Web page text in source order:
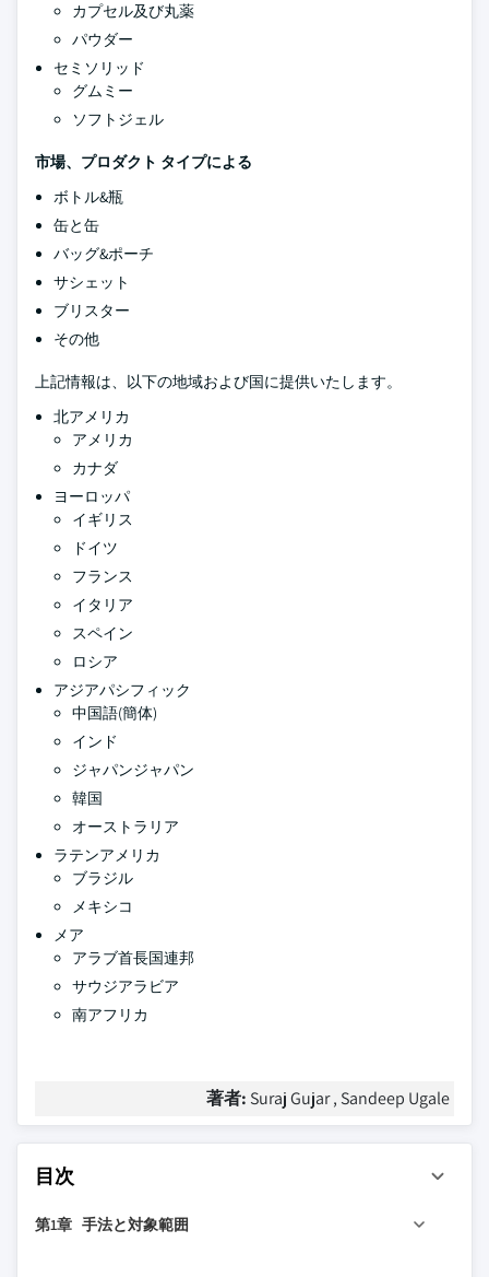
カプセル及び丸薬
パウダー
セミソリッド
グムミー
ソフトジェル
市場、プロダクト タイプによる
ボトル&瓶
缶と缶
バッグ&ポーチ
サシェット
ブリスター
その他
上記情報は、以下の地域および国に提供いたします。
北アメリカ
アメリカ
カナダ
ヨーロッパ
イギリス
ドイツ
フランス
イタリア
スペイン
ロシア
アジアパシフィック
中国語(簡体)
インド
ジャパンジャパン
韓国
オーストラリア
ラテンアメリカ
ブラジル
メキシコ
メア
アラブ首長国連邦
サウジアラビア
南アフリカ
著者: Suraj Gujar , Sandeep Ugale
目次
第1章 手法と対象範囲